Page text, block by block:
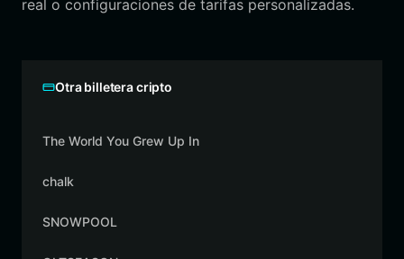
real o configuraciones de tarifas personalizadas.
Otra billetera cripto
The World You Grew Up In
chalk
SNOWPOOL